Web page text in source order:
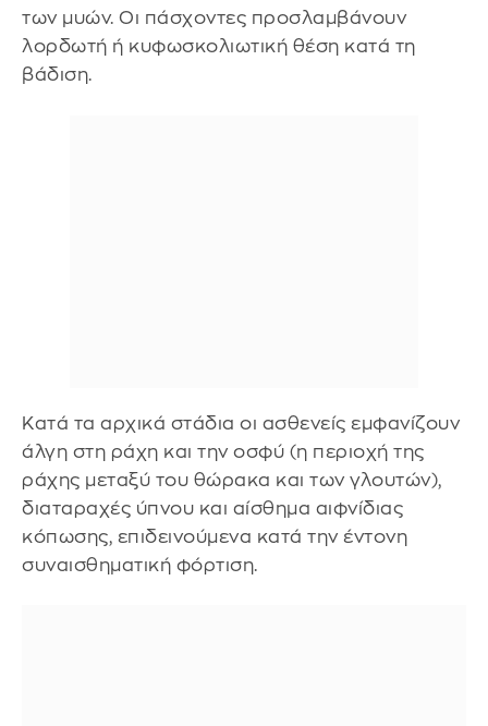
των μυών. Οι πάσχοντες προσλαμβάνουν
λορδωτή ή κυφωσκολιωτική θέση κατά τη
βάδιση.
Κατά τα αρχικά στάδια οι ασθενείς εμφανίζουν
άλγη στη ράχη και την οσφύ (η περιοχή της
ράχης μεταξύ του θώρακα και των γλουτών),
διαταραχές ύπνου και αίσθημα αιφνίδιας
κόπωσης, επιδεινούμενα κατά την έντονη
συναισθηματική φόρτιση.